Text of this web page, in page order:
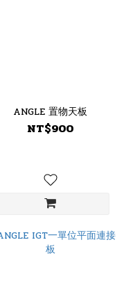
ANGLE 置物天板
NT$900